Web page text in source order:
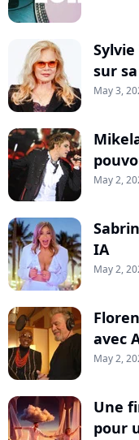
sur
May 3,
May 2,
IA
May 2,
avec
May 2,
Une
pour